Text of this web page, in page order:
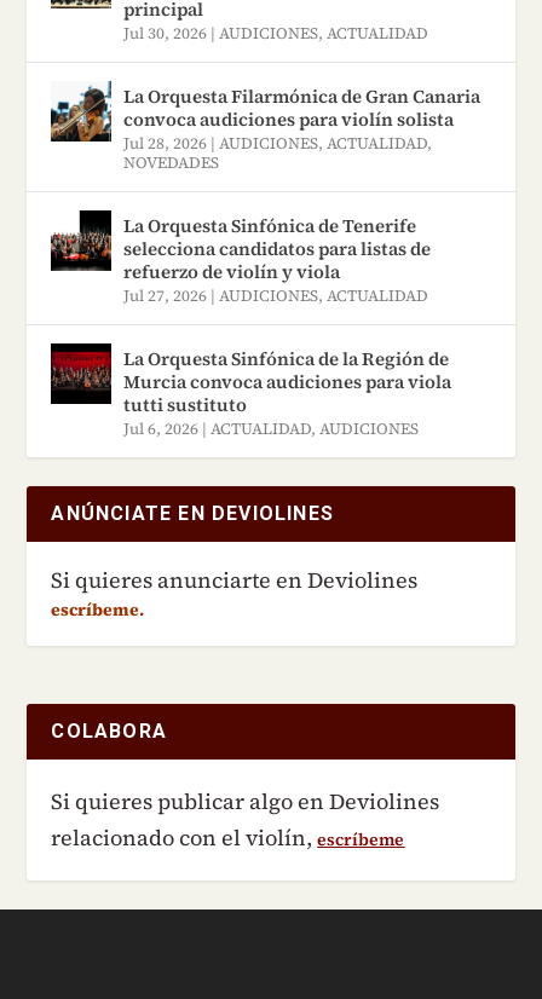
principal
Jul 30, 2026 |AUDICIONES,ACTUALIDAD
La Orquesta Filarmónica de Gran Canaria
convoca audiciones para violín solista
Jul 28, 2026 |AUDICIONES,ACTUALIDAD,
NOVEDADES
La Orquesta Sinfónica de Tenerife
selecciona candidatos para listas de
refuerzo de violín y viola
Jul 27, 2026 |AUDICIONES,ACTUALIDAD
La Orquesta Sinfónica de la Región de
Murcia convoca audiciones para viola
tutti sustituto
Jul 6, 2026 |ACTUALIDAD,AUDICIONES
ANÚNCIATE EN DEVIOLINES
Si quieres anunciarte en Deviolines
escríbeme.
COLABORA
Si quieres publicar algo en Deviolines
relacionado con el violín,escríbeme